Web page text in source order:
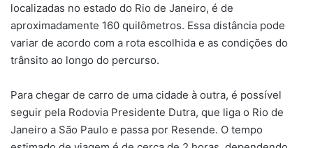
localizadas no estado do Rio de Janeiro, é de
aproximadamente 160 quilômetros. Essa distância pode
variar de acordo com a rota escolhida e as condições do
trânsito ao longo do percurso.
Para chegar de carro de uma cidade à outra, é possível
seguir pela Rodovia Presidente Dutra, que liga o Rio de
Janeiro a São Paulo e passa por Resende. O tempo